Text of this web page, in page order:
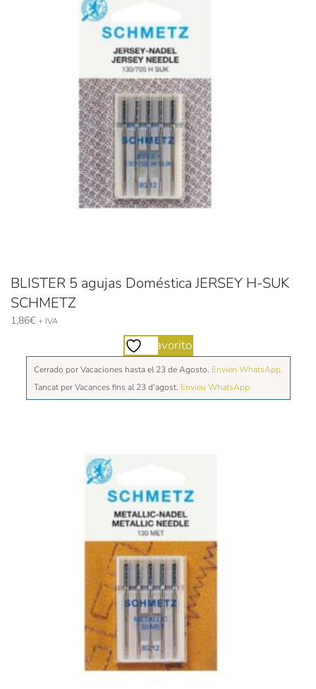
BLISTER 5 agujas Doméstica JERSEY H-SUK
SCHMETZ
1,86€ + IVA
Favorito
Cerrado por Vacaciones hasta el 23 de Agosto. Envien WhatsApp.
Tancat per Vacances fins al 23 d'agost. Envieu WhatsApp.